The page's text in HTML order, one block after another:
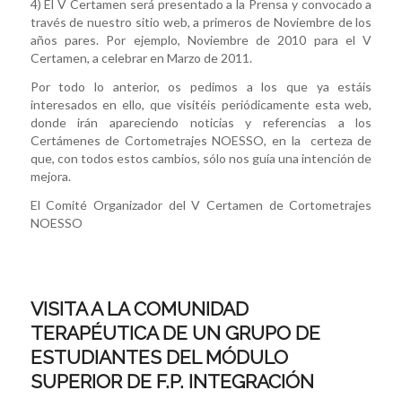
4) El V Certamen será presentado a la Prensa y convocado a
través de nuestro sitio web, a primeros de Noviembre de los
años pares. Por ejemplo, Noviembre de 2010 para el V
Certamen, a celebrar en Marzo de 2011.
Por todo lo anterior, os pedimos a los que ya estáis
interesados en ello, que visitéis periódicamente esta web,
donde irán apareciendo noticias y referencias a los
Certámenes de Cortometrajes NOESSO, en la certeza de
que, con todos estos cambios, sólo nos guía una intención de
mejora.
El Comité Organizador del V Certamen de Cortometrajes
NOESSO
VISITA A LA COMUNIDAD
TERAPÉUTICA DE UN GRUPO DE
ESTUDIANTES DEL MÓDULO
SUPERIOR DE F.P. INTEGRACIÓN